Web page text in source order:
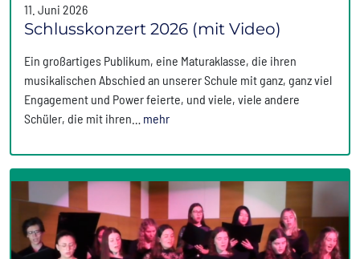
11. Juni 2026
Schlusskonzert 2026 (mit Video)
Ein großartiges Publikum, eine Maturaklasse, die ihren
musikalischen Abschied an unserer Schule mit ganz, ganz viel
Engagement und Power feierte, und viele, viele andere
Schüler, die mit ihren… mehr